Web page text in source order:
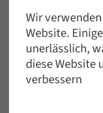
Sie willigen in die
Wir
Website.
unerlässlich,
diese Website
verbessern